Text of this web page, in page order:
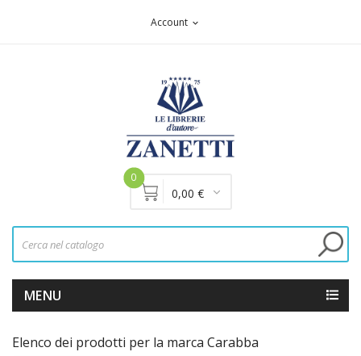
Account expand_more
0
0,00 €
MENU
Elenco dei prodotti per la marca Carabba